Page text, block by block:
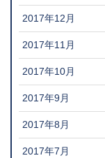
2017年12月
2017年11月
2017年10月
2017年9月
2017年8月
2017年7月